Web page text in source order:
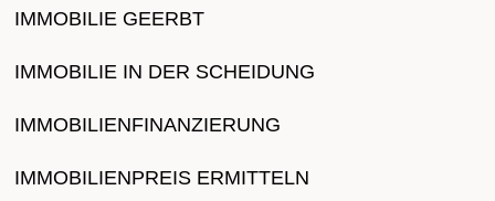
IMMOBILIE GEERBT
IMMOBILIE IN DER SCHEIDUNG
IMMOBILIENFINANZIERUNG
IMMOBILIENPREIS ERMITTELN